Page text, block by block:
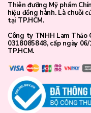
Niacinamide, Pearl
Acetate, Sodium
Hydroxybenzoyl
Glucoside, Acrylates/
Crosspolymer,
Glycol Dimethacrylate
Dimethicone, Tin
Crosspolymer,
Methoxyphenyl
Triethanolamine,
Thiên đưỡng Mỹ phẩm
hiệu đồng hành. Là chuỗi
tại TP.HCM.
Công ty TNHH Lam Thảo
0318085848, cấp ngày
TP.HCM.